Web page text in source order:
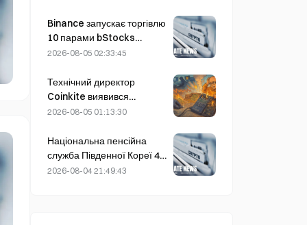
щодо Ормузької протоки 5
серпня
Binance запускає торгівлю
10 парами bStocks
сьогодні о 20:00 за UTC+8,
мейкера.
2026-08-05 02:33:45
Технічний директор
Coinkite виявився
причетним до інциденту,
в Coldcard, який
спричинив чотири хвилі
атак і збитки на суму 114
2026-08-05 01:13:30
Національна пенсійна
служба Південної Кореї 4
серпня переходить до
2026-08-04 21:49:43